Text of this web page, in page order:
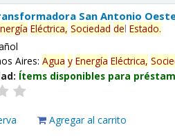
San Antonio
Eléctrica, Sociedad delEstado.
Aires:Agua y Energía Eléctrica,
Ítems disponibles para
Agregar al carrito